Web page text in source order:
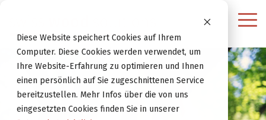
Diese Website speichert Cookies auf Ihrem
Computer. Diese Cookies werden verwendet, um
Ihre Website-Erfahrung zu optimieren und Ihnen
einen persönlich auf Sie zugeschnittenen Service
bereitzustellen. Mehr Infos über die von uns
eingesetzten Cookies finden Sie in unserer
Website